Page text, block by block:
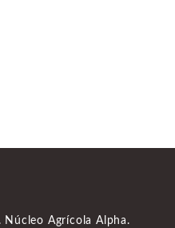
Núcleo Agrícola Alpha.